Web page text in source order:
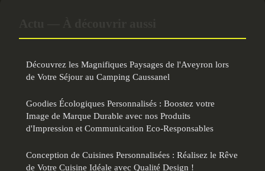
Découvrez les Magnifiques Paysages de l'Aveyron lors
de Votre Séjour au Camping Caussanel
Goodies Écologiques Personnalisés : Boostez votre
Image de Marque Durable avec nos Produits
d'Impression et Communication Eco-Responsables
Conception de Cuisines Personnalisées : Réalisez le Rêve
de Votre Cuisine Idéale avec Qualité Design !